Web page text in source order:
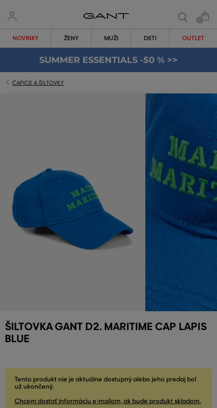
NOVINKY ŽENY MUŽI DETI OUTLET
SUMMER ESSENTIALS -50 % >>
ČAPICE A ŠILTOVKY
ŠILTOVKA GANT D2. MARITIME CAP LAPIS
BLUE
Tento produkt nie je aktuálne dostupný alebo jeho predaj bol
už ukončený.
Chcem dostať informáciu e-mailom, ak bude produkt skladom.